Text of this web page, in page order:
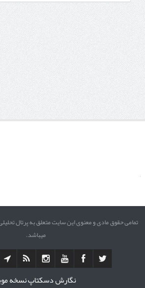
تمامی حقوق مادی و معنوی این سایت متعلق به پرتال
میباشد.
نگارش دسکتاپنسخه